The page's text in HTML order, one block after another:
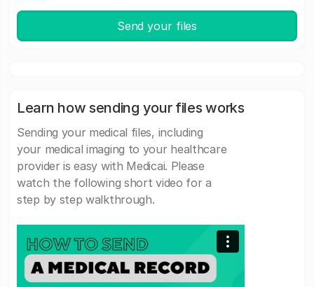
Send your files
Learn how sending your files works
Sending your medical files, including
your medical imaging to your healthcare
provider is easy with Medicai. Please
watch the following short video for a
step by step walkthrough.